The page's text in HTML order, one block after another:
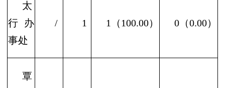
太
行办
事处
/ 1 1（100.00） 0（0.00）
覃